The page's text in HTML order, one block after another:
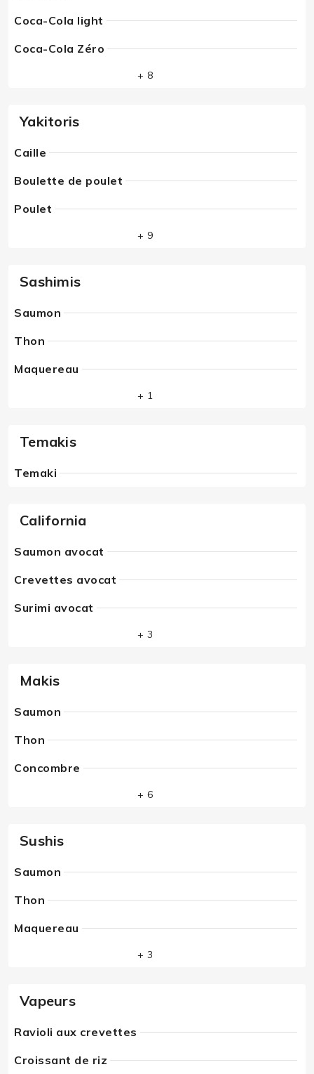
Coca-Cola light
Coca-Cola Zéro
+ 8
Yakitoris
Caille
Boulette de poulet
Poulet
+ 9
Sashimis
Saumon
Thon
Maquereau
+ 1
Temakis
Temaki
California
Saumon avocat
Crevettes avocat
Surimi avocat
+ 3
Makis
Saumon
Thon
Concombre
+ 6
Sushis
Saumon
Thon
Maquereau
+ 3
Vapeurs
Ravioli aux crevettes
Croissant de riz